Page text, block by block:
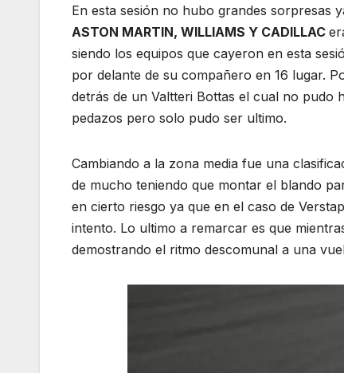
En esta sesión no hubo grandes sorpresas
ASTON MARTIN, WILLIAMS Y CADILLAC
siendo los equipos que cayeron en esta
por delante de su compañero en 16 lugar.
detrás de un Valtteri Bottas el cual no pudo
pedazos pero solo pudo ser ultimo.
Cambiando a la zona media fue una
de mucho teniendo que montar el blando
en cierto riesgo ya que en el caso de
intento. Lo ultimo a remarcar es que
demostrando el ritmo descomunal a una